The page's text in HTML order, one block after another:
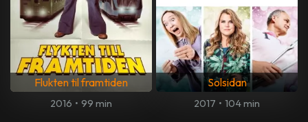
Flukten til framtiden
2016 • 99 min
Solsidan
2017 • 104 min